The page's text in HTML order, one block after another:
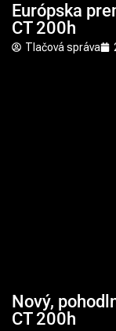
Európska
CT 200h
Tlačová správa
Nový,
CT 200h